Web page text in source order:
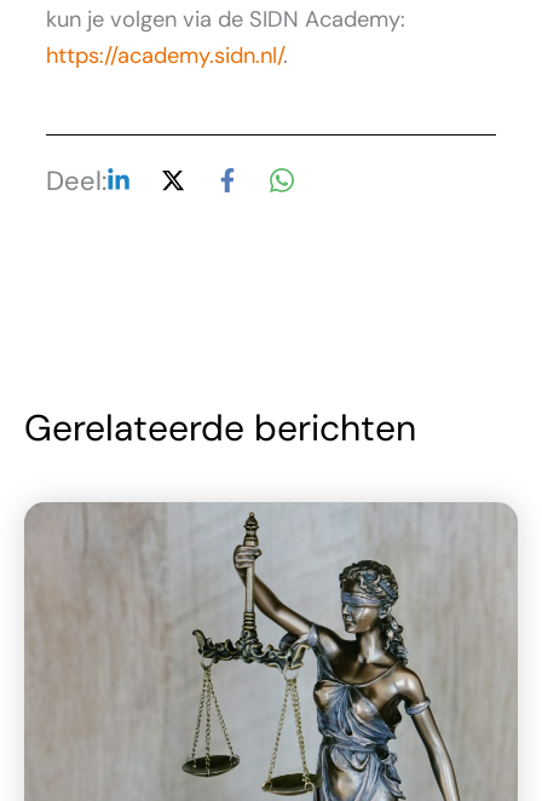
kun je volgen via de SIDN Academy:
https://academy.sidn.nl/.
Deel:
Gerelateerde berichten